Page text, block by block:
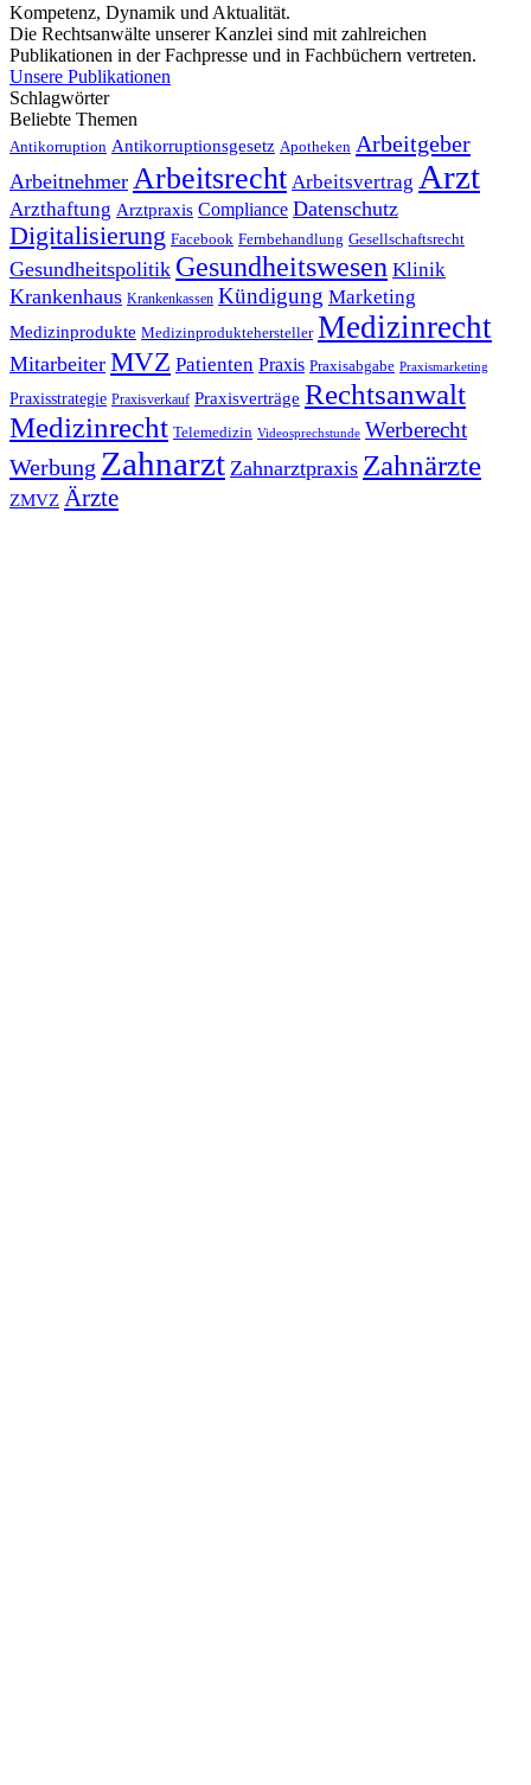
Kompetenz, Dynamik und Aktualität.
Die Rechtsanwälte unserer Kanzlei sind mit zahlreichen
Publikationen in der Fachpresse und in Fachbüchern vertreten.
Unsere Publikationen
Schlagwörter
Beliebte Themen
Antikorruption Antikorruptionsgesetz Apotheken Arbeitgeber
Arbeitnehmer Arbeitsrecht Arbeitsvertrag Arzt
Arzthaftung Arztpraxis Compliance Datenschutz
Digitalisierung Facebook Fernbehandlung Gesellschaftsrecht
Gesundheitspolitik Gesundheitswesen Klinik
Krankenhaus Krankenkassen Kündigung Marketing
Medizinprodukte Medizinproduktehersteller Medizinrecht
Mitarbeiter MVZ Patienten Praxis Praxisabgabe Praxismarketing
Praxisstrategie Praxisverkauf Praxisverträge Rechtsanwalt
Medizinrecht Telemedizin Videosprechstunde Werberecht
Werbung Zahnarzt Zahnarztpraxis Zahnärzte
ZMVZ Ärzte